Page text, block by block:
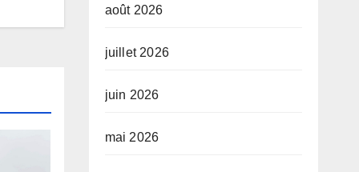
août 2026
juillet 2026
juin 2026
mai 2026